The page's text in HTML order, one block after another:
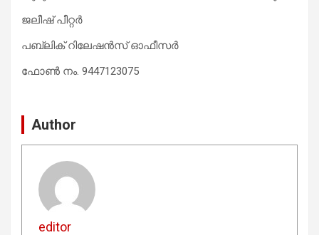
ജലീഷ് പീറ്റര്‍
പബ്ലിക് റിലേഷന്‍സ് ഓഫീസര്‍
ഫോണ്‍ നം. 9447123075
Author
editor